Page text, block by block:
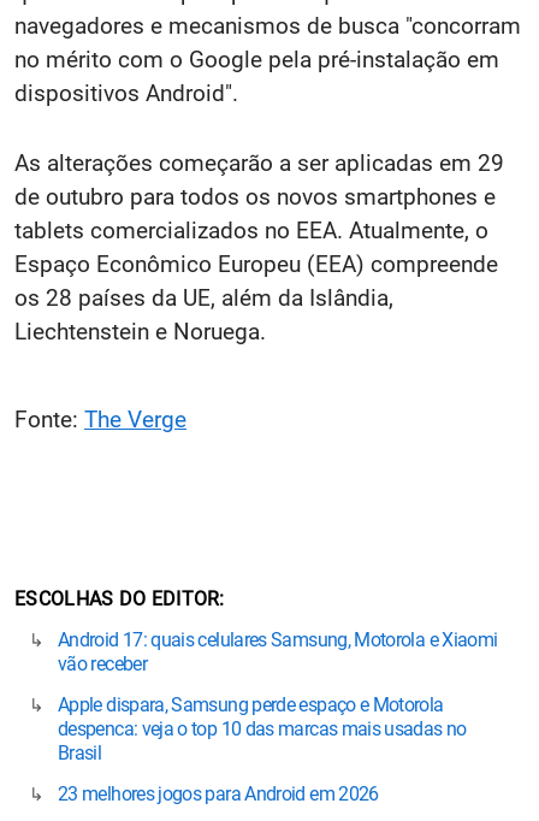
navegadores e mecanismos de busca "concorram
no mérito com o Google pela pré-instalação em
dispositivos Android".
As alterações começarão a ser aplicadas em 29
de outubro para todos os novos smartphones e
tablets comercializados no EEA. Atualmente, o
Espaço Econômico Europeu (EEA) compreende
os 28 países da UE, além da Islândia,
Liechtenstein e Noruega.
Fonte: The Verge
ESCOLHAS DO EDITOR
Android 17: quais celulares Samsung, Motorola e Xiaomi
vão receber
Apple dispara, Samsung perde espaço e Motorola
despenca: veja o top 10 das marcas mais usadas no
Brasil
23 melhores jogos para Android em 2026